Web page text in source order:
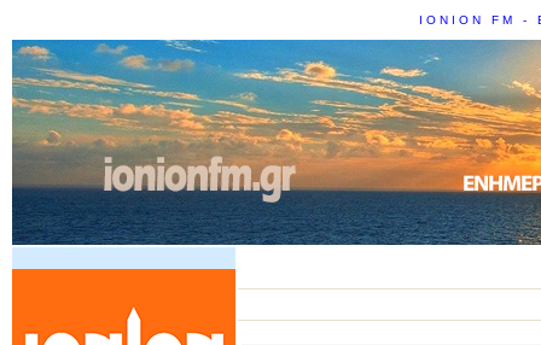
IONION FM -